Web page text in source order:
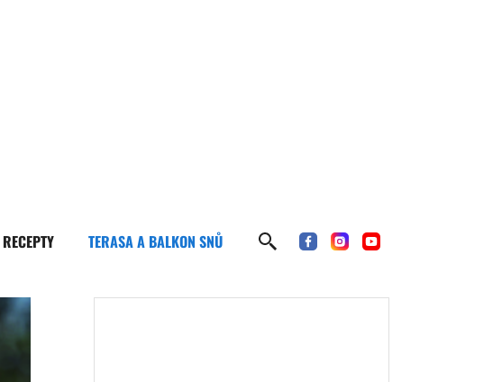
RECEPTY TERASA A BALKON SNŮ